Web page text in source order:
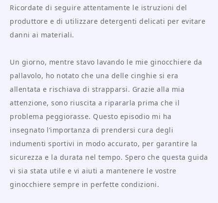
Ricordate di seguire attentamente le istruzioni del
produttore e di utilizzare detergenti delicati per evitare
danni ai materiali.
Un giorno, mentre stavo lavando le mie ginocchiere da
pallavolo, ho notato che una delle cinghie si era
allentata e rischiava di strapparsi. Grazie alla mia
attenzione, sono riuscita a ripararla prima che il
problema peggiorasse. Questo episodio mi ha
insegnato l’importanza di prendersi cura degli
indumenti sportivi in modo accurato, per garantire la
sicurezza e la durata nel tempo. Spero che questa guida
vi sia stata utile e vi aiuti a mantenere le vostre
ginocchiere sempre in perfette condizioni.